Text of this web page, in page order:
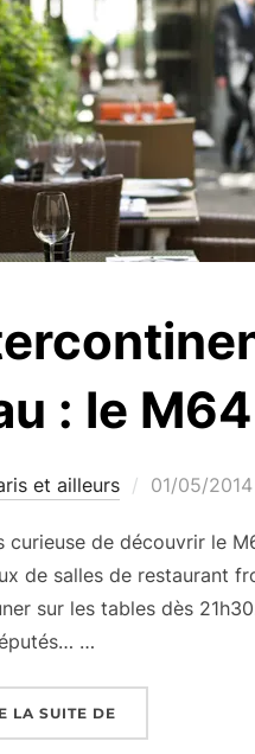
: le M64
et ailleurs
Publié
01/05/2014
de découvrir le
de salles de restaurant
sur les tables dès
…
LA SUITE DE« RESTAURANT